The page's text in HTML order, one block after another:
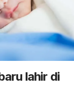
lahir di